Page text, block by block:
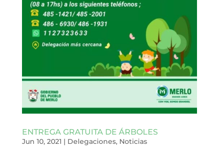
ENTREGA GRATUITA DE ÁRBOLES
Jun 10, 2021 | Delegaciones, Noticias